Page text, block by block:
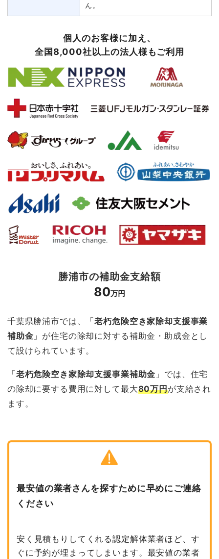
ん。
個人のお客様に加え、
全国8,000社以上の法人様もご利用
勝浦市の補助金支給額
80万円
千葉県勝浦市では、「老朽危険空き家除却支援事業
補助金 」が住宅の除却に対する補助金・助成金とし
て設けられています。
「 老朽危険空き家除却支援事業補助金 」では、住宅
の除却に要する費用に対して最大80万円が支給され
ます。
最安値の業者さんを探すために早めにご連絡
ください
安く見積もりしてくれる認定解体業者ほど、す
ぐに予約が埋まってしまいます。最安値の業者